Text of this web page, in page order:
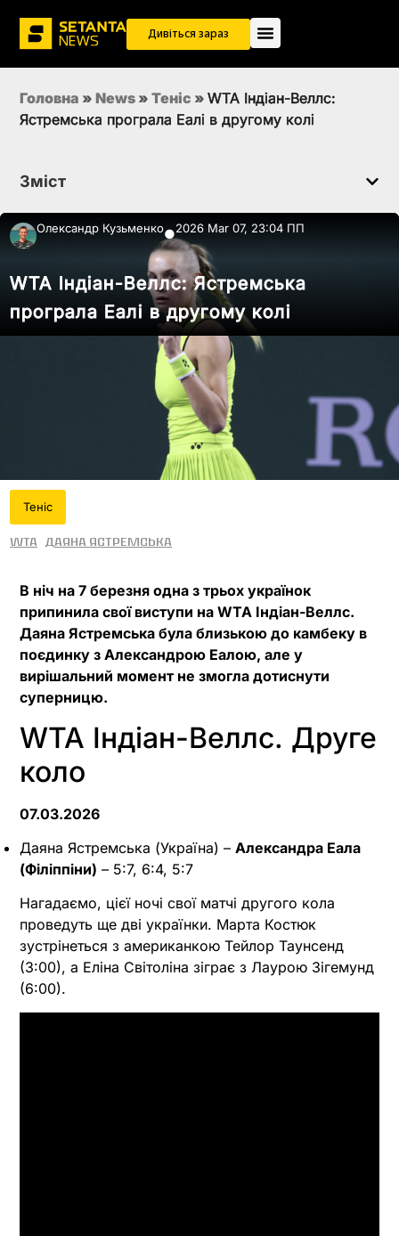
Дивіться зараз
Головна » News » Теніс » WTA Індіан-Веллс:
Ястремська програла Еалі в другому колі
Зміст
Олександр Кузьменко●2026 Mar 07, 23:04 ПП
WTA Індіан-Веллс: Ястремська
програла Еалі в другому колі
Теніс
WTA Даяна Ястремська
В ніч на 7 березня одна з трьох українок
припинила свої виступи на WTA Індіан-Веллс.
Даяна Ястремська була близькою до камбеку в
поєдинку з Александрою Еалою, але у
вирішальний момент не змогла дотиснути
суперницю.
WTA Індіан-Веллс. Друге
коло
07.03.2026
Даяна Ястремська (Україна) – Александра Еала
(Філіппіни) – 5:7, 6:4, 5:7
Нагадаємо, цієї ночі свої матчі другого кола
проведуть ще дві українки. Марта Костюк
зустрінеться з американкою Тейлор Таунсенд
(3:00), а Еліна Світоліна зіграє з Лаурою Зігемунд
(6:00).